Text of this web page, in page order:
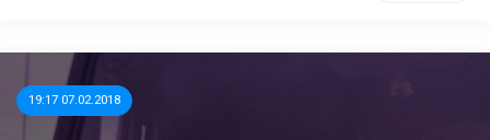
19:17 07.02.2018